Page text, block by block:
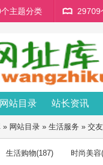
主题分类 29709
网站目录 站长资讯
» 网站目录 » 生活服务 » 交
生活购物(187) 时尚美容